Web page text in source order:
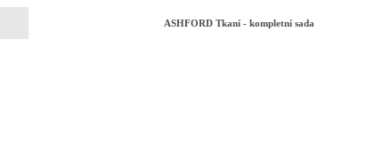
ASHFORD Tkaní - kompletní sada